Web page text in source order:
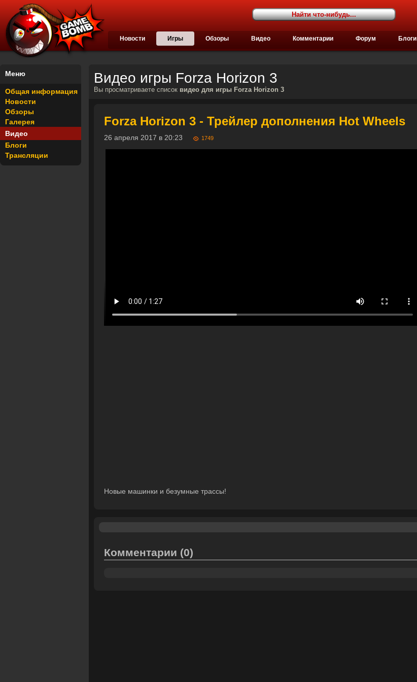
Новости Игры Обзоры Видео Комментарии Форум Блоги
Меню
Общая информация
Новости
Обзоры
Галерея
Видео
Блоги
Трансляции
Видео игры Forza Horizon 3
Вы просматриваете список видео для игры Forza Horizon 3
Forza Horizon 3 - Трейлер дополнения Hot Wheels
26 апреля 2017 в 20:23 1749
Новые машинки и безумные трассы!
Комментарии (0)